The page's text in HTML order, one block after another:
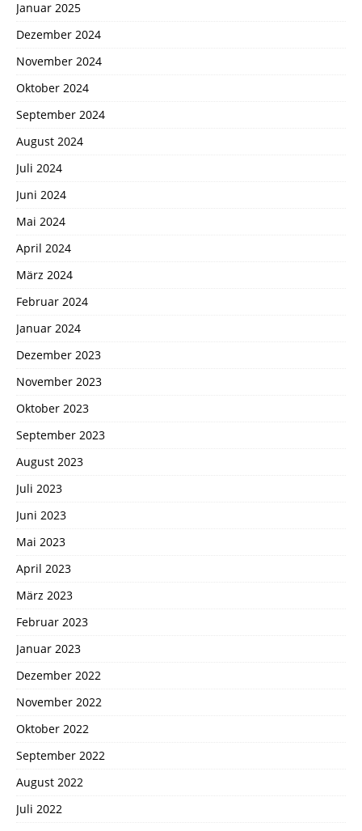
Januar 2025
Dezember 2024
November 2024
Oktober 2024
September 2024
August 2024
Juli 2024
Juni 2024
Mai 2024
April 2024
März 2024
Februar 2024
Januar 2024
Dezember 2023
November 2023
Oktober 2023
September 2023
August 2023
Juli 2023
Juni 2023
Mai 2023
April 2023
März 2023
Februar 2023
Januar 2023
Dezember 2022
November 2022
Oktober 2022
September 2022
August 2022
Juli 2022